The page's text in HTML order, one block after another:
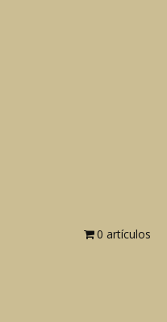
0 artículos